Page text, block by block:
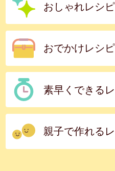
おしゃれレシピ
おでかけレシピ
素早くできる
親子で作れる